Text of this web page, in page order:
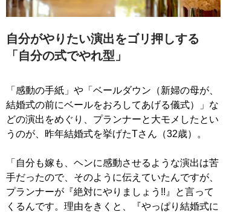
自分がやりたい演出をゴリ押しする
「自分の式でやれ型」
「感動の手紙」や「ベールダウン（新婦の母が、
結婚式の前にベールをおろしてあげる儀式）」な
どの演出をめぐり、プランナーと大モメしたとい
うのが、昨年結婚式を挙げたTさん（32歳）。
「自分も嫁も、ヘンに感動させるような演出は苦
手だったので、そのように伝えていたんですが、
プランナーが『絶対にやりましょう!!』と言って
くるんです。理由をきくと、『やっぱり結婚式に